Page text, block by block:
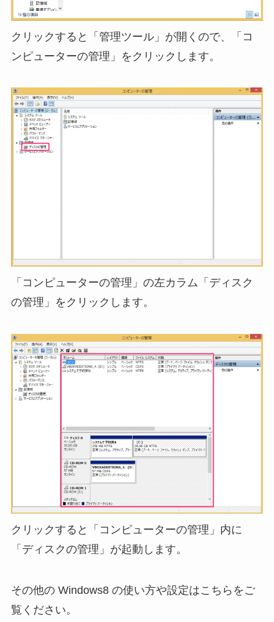
クリックすると「管理ツール」が開くので、「コ
ンピューターの管理」をクリックします。
「コンピューターの管理」の左カラム「ディスク
の管理」をクリックします。
クリックすると「コンピューターの管理」内に
「ディスクの管理」が起動します。
その他の Windows8 の使い方や設定はこちらをご
覧ください。